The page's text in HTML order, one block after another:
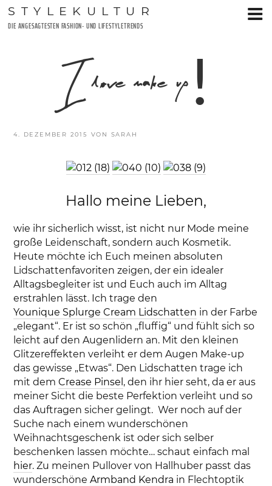
Zum
Inhalt
STYLEKULTUR
DIE ANGESAGTESTEN FASHION- UND LIFESTYLETRENDS
VERÖFFENTLICHT
4. DEZEMBER 2015 VON SARAH
I love make up!
Hallo meine Lieben,
wie ihr sicherlich wisst, ist nicht nur Mode meine
große Leidenschaft, sondern auch Kosmetik.
Heute möchte ich Euch meinen absoluten
Lidschattenfavoriten zeigen, der ein idealer
Alltagsbegleiter ist und Euch auch im Alltag
erstrahlen lässt. Ich trage den
Younique Splurge Cream Lidschatten in der Farbe
„elegant“. Er ist so schön „fluffig“ und fühlt sich so
leicht auf den Augenlidern an. Mit den kleinen
Glitzereffekten verleiht er dem Augen Make-up
das gewisse „Etwas“. Den Lidschatten trage ich
mit demCrease Pinsel , den ihr hier seht, da er aus
meiner Sicht die beste Perfektion verleiht und so
das Auftragen sicher gelingt. Wer noch auf der
Suche nach einem wunderschönen
Weihnachtsgeschenk ist oder sich selber
beschenken lassen möchte… schaut einfach mal
hier. Zu meinen Pullover von Hallhuber passt das
wunderschöneArmband Kendra in Flechtoptik